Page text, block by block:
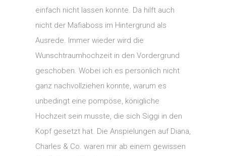
einfach nicht lassen konnte. Da hilft auch
nicht der Mafiaboss im Hintergrund als
Ausrede. Immer wieder wird die
Wunschtraumhochzeit in den Vordergrund
geschoben. Wobei ich es persönlich nicht
ganz nachvollziehen konnte, warum es
unbedingt eine pompöse, königliche
Hochzeit sein musste, die sich Siggi in den
Kopf gesetzt hat. Die Anspielungen auf Diana,
Charles & Co. waren mir ab einem gewissen